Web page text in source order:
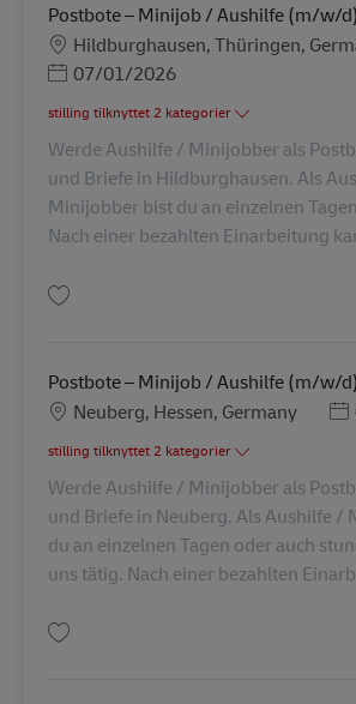
Postbote – Minijob / Aushilfe (m/w/d)
Lokation
Hildburghausen, Thüringen,
Posted Date
07/01/2026
stilling tilknyttet 2 kategorier
Werde Aushilfe / Minijobber als
und Briefe in Hildburghausen. Als
Minijobber bist du an einzelnen
Nach einer bezahlten Einarbeitung
Postbote – Minijob / Aushilfe (m/w/d)
Lokation
Neuberg, Hessen, Germany
stilling tilknyttet 2 kategorier
Werde Aushilfe / Minijobber als
und Briefe in Neuberg. Als Aushilfe /
du an einzelnen Tagen oder auch
uns tätig. Nach einer bezahlten